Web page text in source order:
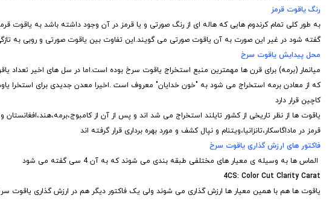
رنگ یاقوت قرمز
به طور کلی تمام کرندوم هایی که هاله ای از رنگ صورتی و یا قرمز در آن وجود داشته باشد به یاقوت
گفته شود در غیر این صورت به آن یاقوت صورتی می گویند.این تفاوت بین یاقوت صورتی و روبی به
محل پیدایش یاقوت سرخ
میانمار (برمه) برای قرن ها مهمترین منبع استخراج یاقوت سرخ بوده است.اما در سل های اخیر
که از معادن برمه استخراج می شود به "خون خدایان" معروف است .اخیرا معدن جدیدی برای استخرا
کاچین قرار دارد
یاقوت ها از نظر تاریخی از کشور تایلند استخراج می شد اند و پس از آن از
قرمز در ماداگاسکار،تانزانیا،ویتنام و نپال کشف و مورد بهره برداری قرار گرفته اند
فاکتور های ارزش گذاری یاقوت سرخ
الماس ها به وسیله ی معیار های مختلفی طبقه بندی می شوند که به آن 4 سی گفته می شود
4CS: Color Cut Clarity Carat
یاقوت ها هم با همین معیار ها ارزش گذاری می شوند ولی یک فاکتور دیگر هم در ارزش گذاری